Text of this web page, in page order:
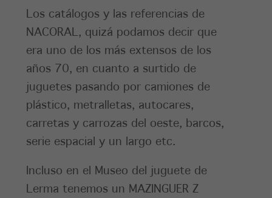
Los catálogos y las referencias de
NACORAL, quizá podamos decir que
era uno de los más extensos de los
años 70, en cuanto a surtido de
juguetes pasando por camiones de
plástico, metralletas, autocares,
carretas y carrozas del oeste, barcos,
serie espacial y un largo etc.
Incluso en el Museo del juguete de
Lerma tenemos un MAZINGUER Z